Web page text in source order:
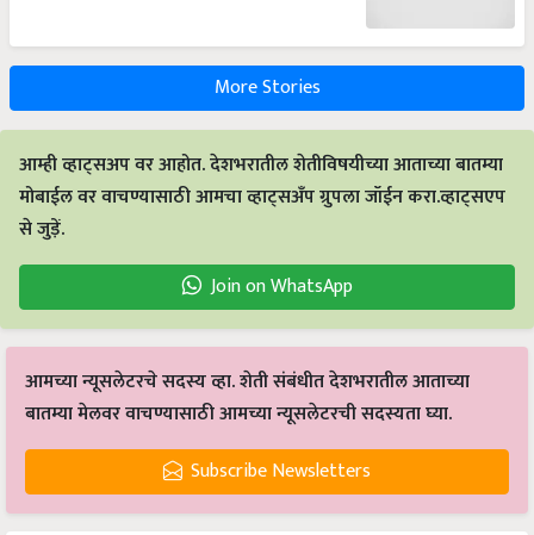
More Stories
आम्ही व्हाट्सअप वर आहोत. देशभरातील शेतीविषयीच्या आताच्या बातम्या
मोबाईल वर वाचण्यासाठी आमचा व्हाट्सअँप ग्रुपला जॉईन करा.व्हाट्सएप
से जुड़ें.
Join on WhatsApp
आमच्या न्यूसलेटरचे सदस्य व्हा. शेती संबंधीत देशभरातील आताच्या
बातम्या मेलवर वाचण्यासाठी आमच्या न्यूसलेटरची सदस्यता घ्या.
Subscribe Newsletters